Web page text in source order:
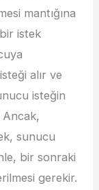
mantığına
istek
alır ve
isteğin
Ancak,
sunucu
bir sonraki
gerekir.